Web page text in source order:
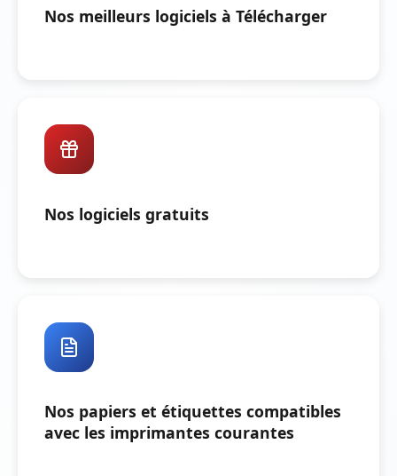
Nos meilleurs logiciels à Télécharger
Nos logiciels gratuits
Nos papiers et étiquettes compatibles
avec les imprimantes courantes